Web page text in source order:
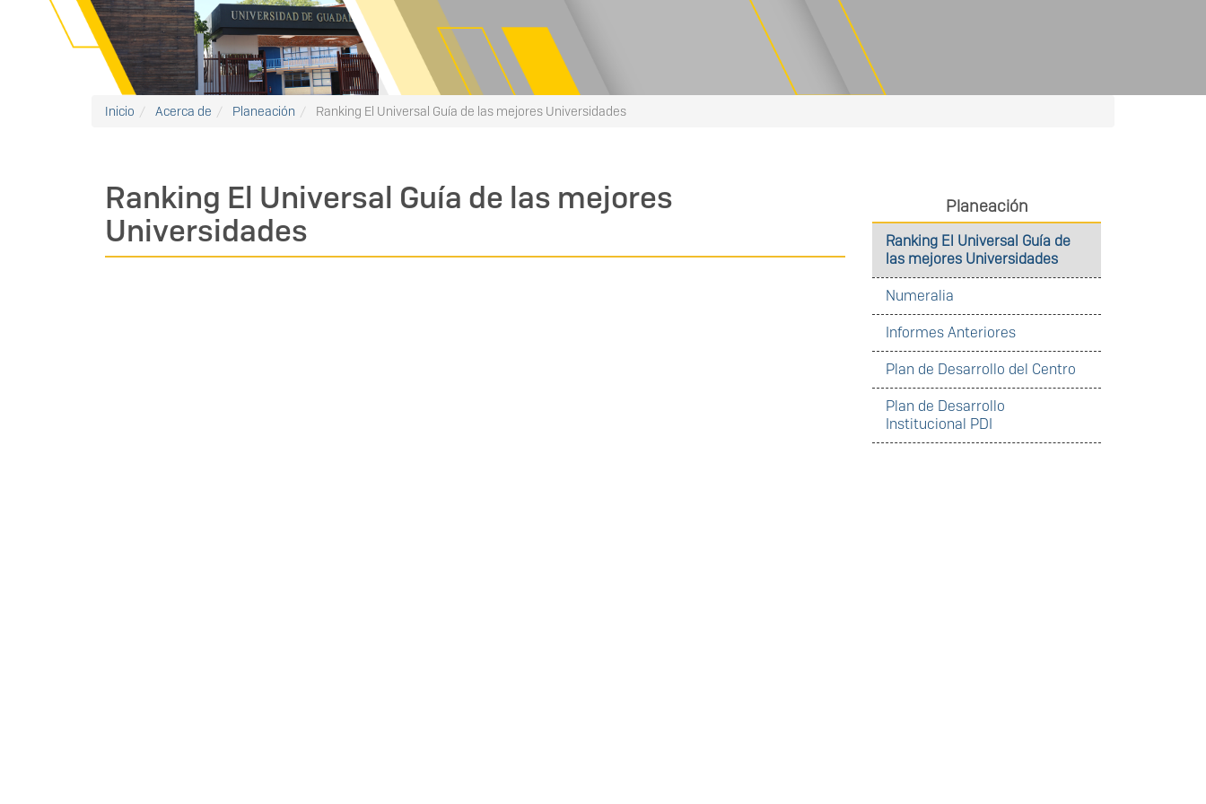
Inicio Acerca de Planeación Ranking El Universal Guía de las mejores Universidades
Ranking El Universal Guía de las mejores
Universidades
Planeación
Ranking El Universal Guía de
las mejores Universidades
Numeralia
Informes Anteriores
Plan de Desarrollo del Centro
Plan de Desarrollo
Institucional PDI